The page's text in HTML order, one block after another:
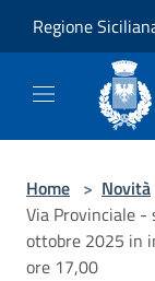
Regione
Home > Novità
Via Provinciale
ottobre 2025 in
ore 17,00